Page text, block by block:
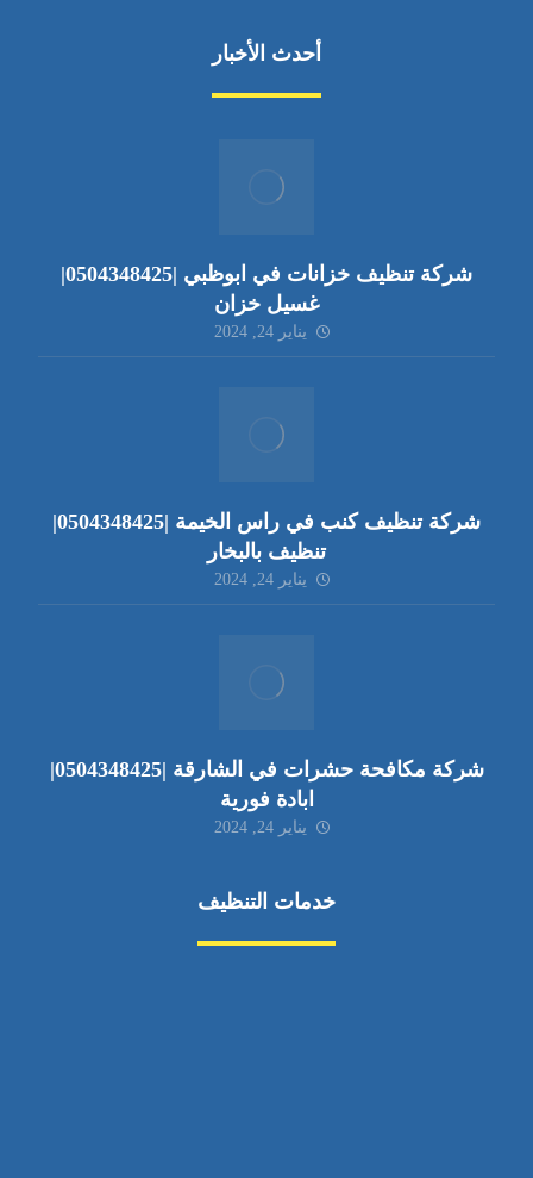
أحدث الأخبار
شركة تنظيف خزانات في ابوظبي |0504348425|
غسيل خزان
يناير 24, 2024
شركة تنظيف كنب في راس الخيمة |0504348425|
تنظيف بالبخار
يناير 24, 2024
شركة مكافحة حشرات في الشارقة |0504348425|
ابادة فورية
يناير 24, 2024
خدمات التنظيف